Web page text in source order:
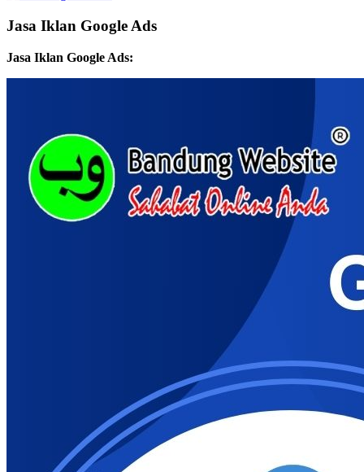
Jasa Iklan Google Ads
Jasa Iklan Google Ads: